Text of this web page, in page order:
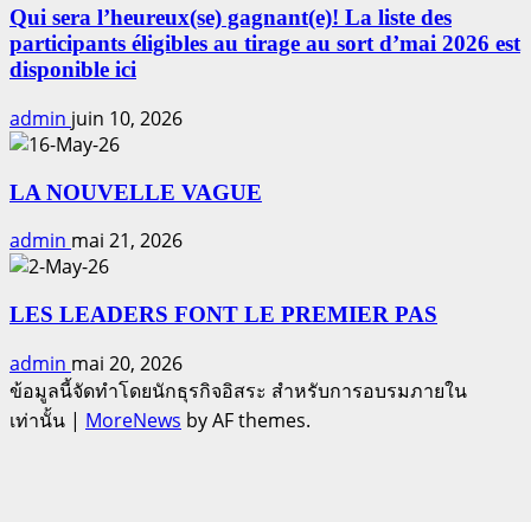
Qui sera l’heureux(se) gagnant(e)! La liste des
participants éligibles au tirage au sort d’mai 2026 est
disponible ici
admin juin 10, 2026
LA NOUVELLE VAGUE
admin mai 21, 2026
LES LEADERS FONT LE PREMIER PAS
admin mai 20, 2026
ข้อมูลนี้จัดทำโดยนักธุรกิจอิสระ สำหรับการอบรมภายใน
เท่านั้น | MoreNews by AF themes.